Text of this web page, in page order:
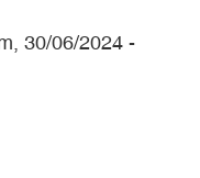
30/06/2024 -